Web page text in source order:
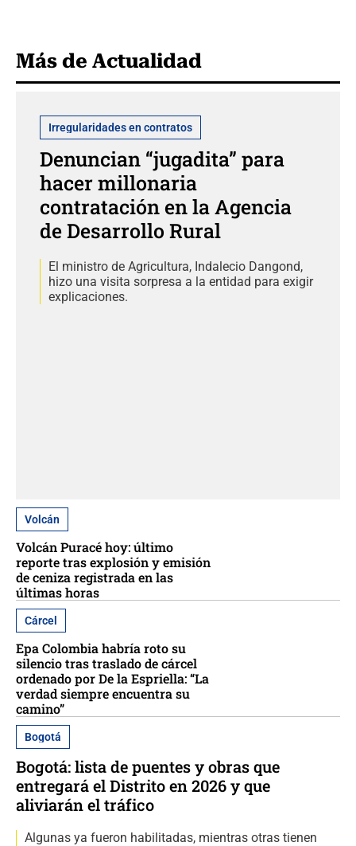
Más de Actualidad
Irregularidades en contratos
Denuncian “jugadita” para
hacer millonaria
contratación en la Agencia
de Desarrollo Rural
El ministro de Agricultura, Indalecio Dangond,
hizo una visita sorpresa a la entidad para exigir
explicaciones.
Volcán
Volcán Puracé hoy: último
reporte tras explosión y emisión
de ceniza registrada en las
últimas horas
Cárcel
Epa Colombia habría roto su
silencio tras traslado de cárcel
ordenado por De la Espriella: “La
verdad siempre encuentra su
camino”
Bogotá
Bogotá: lista de puentes y obras que
entregará el Distrito en 2026 y que
aliviarán el tráfico
Algunas ya fueron habilitadas, mientras otras tienen